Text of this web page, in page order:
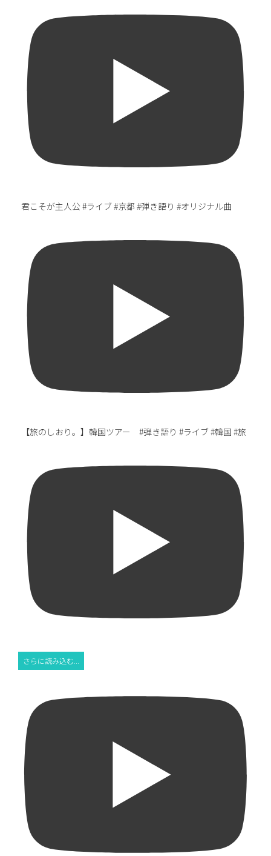
君こそが主人公 #ライブ #京都 #弾き語り #オリジナル曲
【旅のしおり。】韓国ツアー #弾き語り #ライブ #韓国 #旅
さらに読み込む...